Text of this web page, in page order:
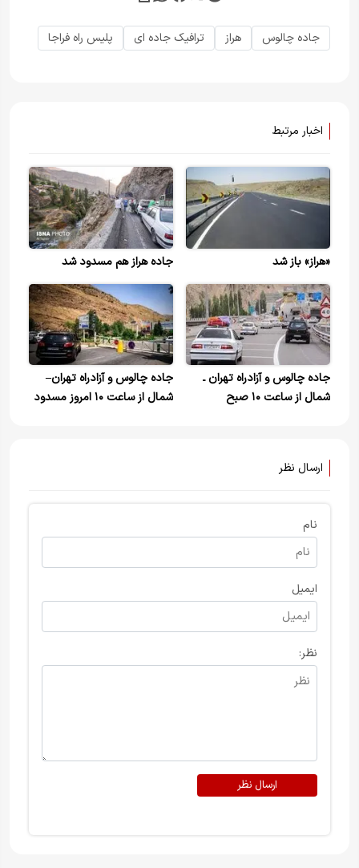
جاده چالوس هراز ترافیک جاده ای پلیس راه فراجا
اخبار مرتبط
«هراز» باز شد جاده هراز هم مسدود شد
جاده چالوس و آزادراه تهران ـ
شمال از ساعت ۱۰ صبح
جاده چالوس و آزادراه تهران–
شمال از ساعت ۱۰ امروز مسدود
ارسال نظر
نام
ایمیل
نظر:
ارسال نظر